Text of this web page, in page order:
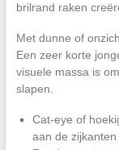
brilrand raken
Met dunne of
Een zeer korte
visuele massa is
slapen.
Cat-eye of
aan de